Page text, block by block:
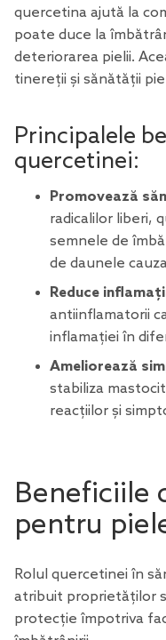
quercetina ajută la
poate duce la
deteriorarea pielii.
tinereții și sănătății
Principalele
quercetinei:
Promovează
radicalilor liberi,
semnele de
de daunele
Reduce
antiinflamatorii
inflamației în
Ameliorează
stabiliza
reacțiilor și
Beneficiile
pentru
Rolul quercetinei în
atribuit proprietăților
protecție împotriva